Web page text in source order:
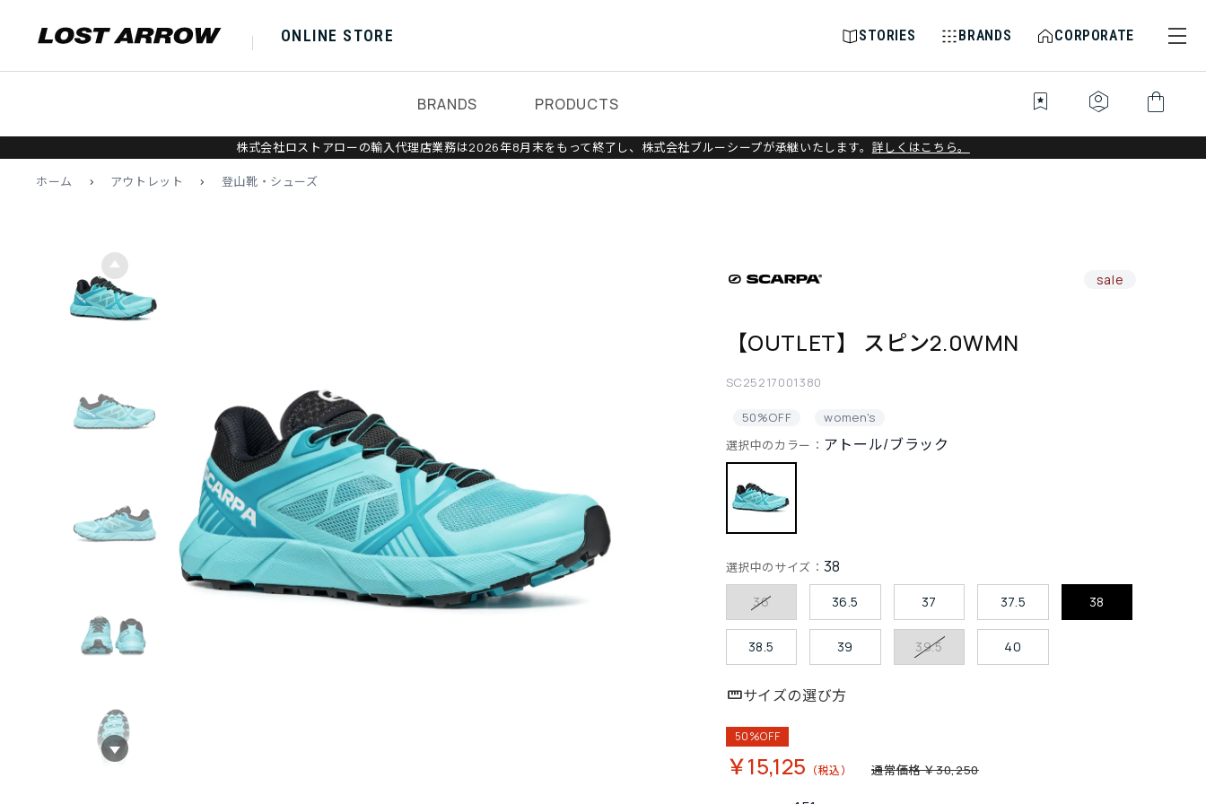
ONLINE STORE STORIES BRANDS CORPORATE
BRANDS PRODUCTS bookmark_star identity_platform shopping_bag
株式会社ロストアローの輸入代理店業務は2026年8月末をもって終了し、株式会社ブルーシープが承継いたします。 詳しくはこちら。
ホーム > アウトレット > 登山靴・シューズ
sale
【OUTLET】 スピン2.0WMN
SC25217001380
50%OFF women's
選択中のカラー： アトール/ブラック
選択中のサイズ： 38
36 36.5 37 37.5 38
38.5 39 39.5 40
サイズの選び方
50%OFF
￥15,125 通常価格 ￥30,250